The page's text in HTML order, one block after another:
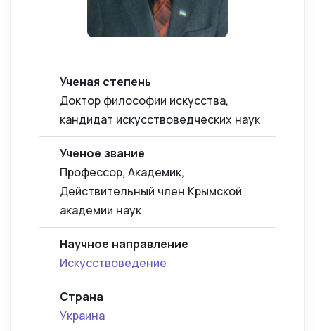
Ученая степень
Доктор философии искусства,
кандидат искусствоведческих наук
Ученое звание
Профессор, Академик,
Действительный член Крымской
академии наук
Научное направление
Искусствоведение
Страна
Украина